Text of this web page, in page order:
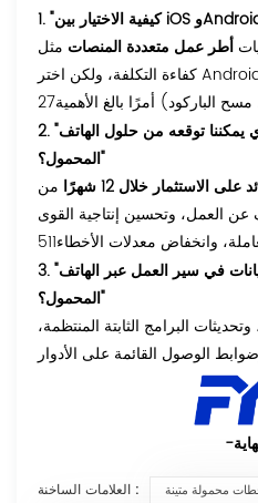
أطر عمل متعددة المنصات مثل Flutter من حيث
كفاءة التكلفة، ولكن اختر Android الأصلي إذا كان التحكم في
2. "ما هو العائد على الاستثمار الذي يمكننا توقعه من حلول الهاتف
المحمول؟"
من
العمل، وتحسين إنتاجية القوى
3. "كيفية ضمان أمان البيانات في سير العمل عبر الهاتف
المحمول؟"
وتحديثات البرامج الثابتة المنتظمة،
الوصول القائمة على الأدوار
العلامات الساخنة : محمولة متينة